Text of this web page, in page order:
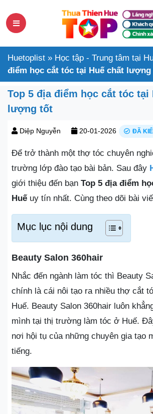
Huetoplist » Học tập - Trung tâm tại
điểm học cắt tóc tại Huế chất
Top 5 địa điểm học cắt tóc tại
lượng tốt
Diệp Nguyễn 20-01-2026 ĐÃ
Để trở thành một thợ tóc chuyên
trường lớp đào tạo bài bản. Sau đây
giới thiệu đến bạn Top 5 địa điểm
Huếuy tín nhất. Cùng theo dõi bài
Mục lục nội dung
Beauty Salon 360hair
Nhắc đến ngành làm tóc thì Beauty
chính là cái nôi tạo ra nhiều thợ cắt
Huế. Beauty Salon 360hair luôn
mình tại thị trường làm tóc ở Huế.
nơi hội tụ của những chuyên gia tạo
tiếng.